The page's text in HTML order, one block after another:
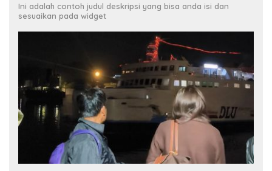
Ini adalah contoh judul deskripsi yang bisa anda isi dan
sesuaikan pada widget